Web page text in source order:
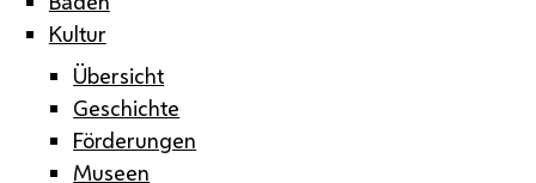
Kultur
Übersicht
Geschichte
Förderungen
Museen